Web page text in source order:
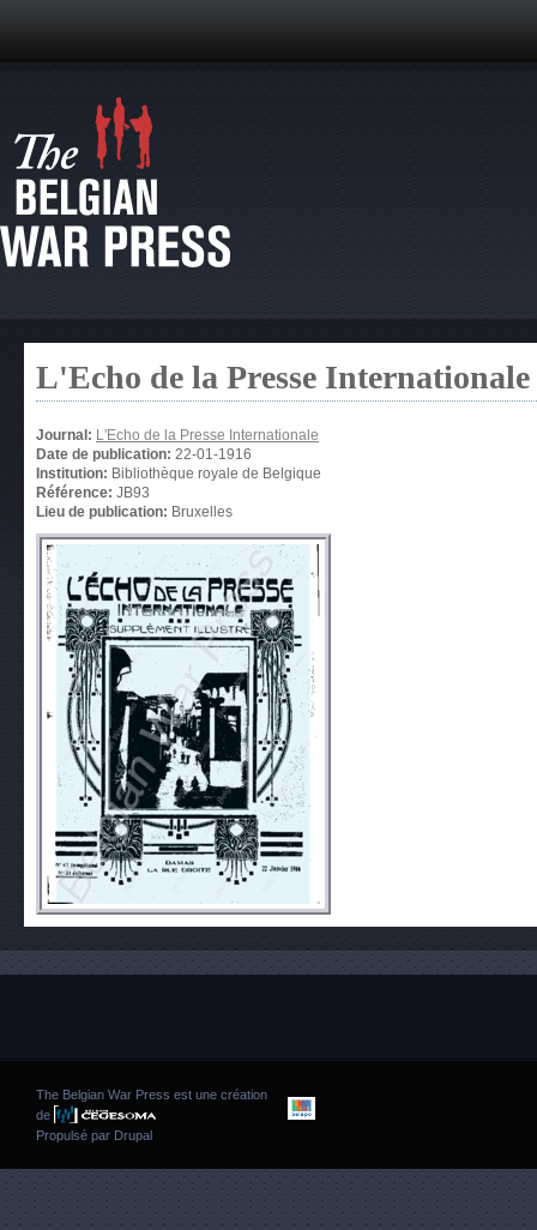
L'Echo de la Presse Internationale
Journal: L'Echo de la Presse Internationale
Date de publication: 22-01-1916
Institution: Bibliothèque royale de Belgique
Référence: JB93
Lieu de publication: Bruxelles
The Belgian War Press est une création
de
Propulsé par Drupal